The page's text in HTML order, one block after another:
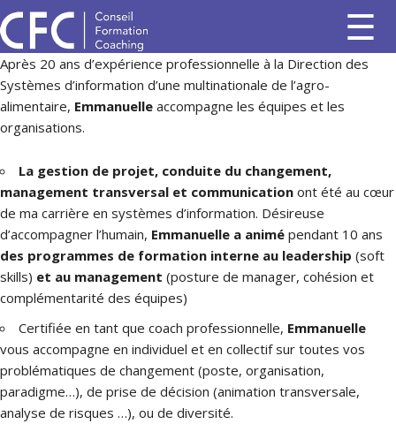
Après 20 ans d’expérience professionnelle à la Direction des
Systèmes d’information d’une multinationale de l’agro-
alimentaire, Emmanuelle accompagne les équipes et les
organisations.
La gestion de projet, conduite du changement,
management transversal et communication ont été au cœur
de ma carrière en systèmes d’information. Désireuse
d’accompagner l’humain, Emmanuelle a animé pendant 10 ans
des programmes de formation interne au leadership (soft
skills) et au management (posture de manager, cohésion et
complémentarité des équipes)
Certifiée en tant que coach professionnelle, Emmanuelle
vous accompagne en individuel et en collectif sur toutes vos
problématiques de changement (poste, organisation,
paradigme…), de prise de décision (animation transversale,
analyse de risques …), ou de diversité.